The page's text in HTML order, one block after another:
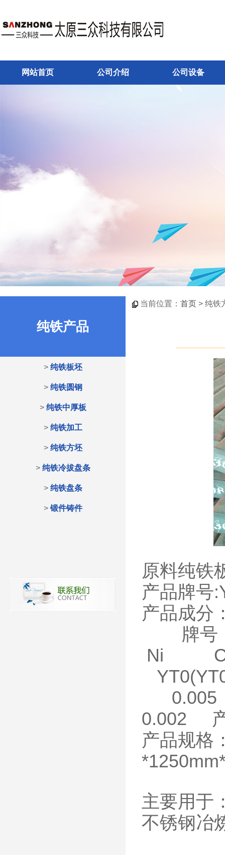
网站首页 公司介绍 公司设备
纯铁产品
> 纯铁板坯
> 纯铁圆钢
> 纯铁中厚板
> 纯铁加工
> 纯铁方坯
> 纯铁冷拔盘条
> 纯铁盘条
> 锻件铸件
当前位置： 首页 > 纯铁
原料纯铁
产品牌号
产品成分
牌号
Ni
0.002 产
产品规格
主要用于
不锈钢冶